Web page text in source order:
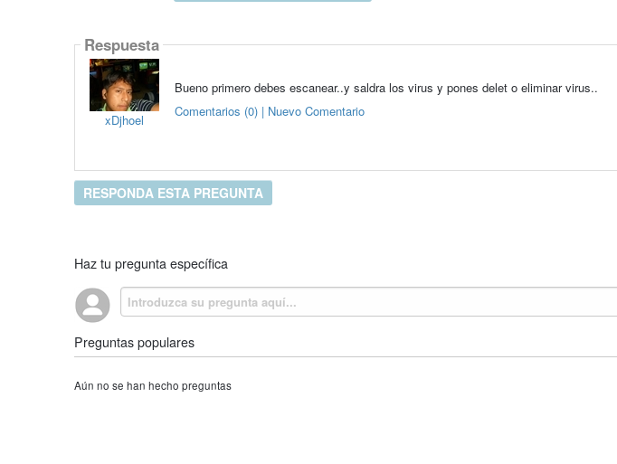
Respuesta
xDjhoel
Bueno primero debes escanear..y saldra los virus y pones delet o eliminar virus..
Comentarios (0) | Nuevo Comentario
RESPONDA ESTA PREGUNTA
Haz tu pregunta específica
Preguntas populares
Aún no se han hecho preguntas